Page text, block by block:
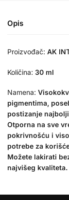
Opis
Proizvođač: AK
Količina: 30 ml
Namena:
pigmentima,
postizanje
Otporna na sve
pokrivnošću i
potrebe za
Možete lakirati
najvišeg kvaliteta.